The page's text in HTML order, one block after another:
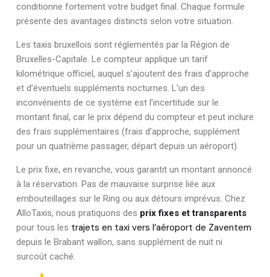
conditionne fortement votre budget final. Chaque formule
présente des avantages distincts selon votre situation.
Les taxis bruxellois sont réglementés par la Région de
Bruxelles-Capitale. Le compteur applique un tarif
kilométrique officiel, auquel s’ajoutent des frais d’approche
et d’éventuels suppléments nocturnes. L’un des
inconvénients de ce système est l’incertitude sur le
montant final, car le prix dépend du compteur et peut inclure
des frais supplémentaires (frais d’approche, supplément
pour un quatrième passager, départ depuis un aéroport).
Le prix fixe, en revanche, vous garantit un montant annoncé
à la réservation. Pas de mauvaise surprise liée aux
embouteillages sur le Ring ou aux détours imprévus. Chez
AlloTaxis, nous pratiquons des prix fixes et transparents
pour tous les trajets en taxi vers l’aéroport de Zaventem
depuis le Brabant wallon, sans supplément de nuit ni
surcoût caché.